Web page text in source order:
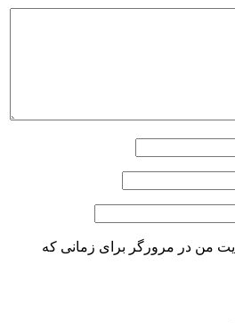
من در مرورگر برای زمانی که